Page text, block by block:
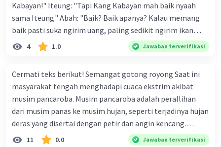
Kabayan!" Iteung: "Tapi Kang Kabayan mah baik nyaah
sama Iteung." Abah: "Baik? Baik apanya? Kalau memang
baik pasti suka ngirim uang, paling sedikit ngirim ikan
kesenangan Abah. Ikan gurame!" Ambu: "Abah teh
kumaha. Apa-apa selalu saja diukur pakai uang." Tokoh
jika menggunakan kostum a. celana panjang dan kaos
dengan rambut panjang dibiarkan terurai b. celana
panjang dan kaos dengan rambut dikepang dua c. kebaya
dan celana panjang dengan rambut dibiarkan terurai d.
kebaya dan kain dengan rambut di kepang dua 2.Jo : "Hey,
jalan yang bener dong!" (keluar dari mobil) Yuda: (tampak
4 1.0 Jawaban terverifikasi
Cermati teks berikut! Semangat gotong royong Saat ini
masyarakat tengah menghadapi cuaca ekstrim akibat
musim pancaroba. Musim pancaroba adalah perallihan
dari musim panas ke musim hujan, seperti terjadinya hujan
deras yang disertai dengan petir dan angin kencang.
Kondisi tersebut terjadi di berbagai daerah di indonesia.
11 0.0 Jawaban terverifikasi